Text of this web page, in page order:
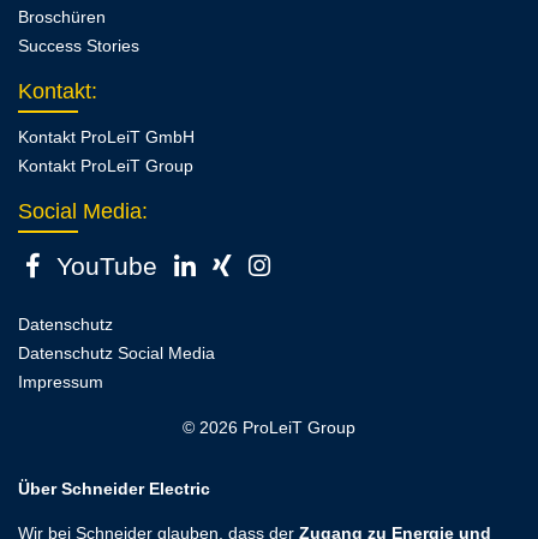
Broschüren
Success Stories
Kontakt:
Kontakt ProLeiT GmbH
Kontakt ProLeiT Group
Social Media:
YouTube
Datenschutz
Datenschutz Social Media
Impressum
© 2026 ProLeiT Group
Über Schneider Electric
Wir bei Schneider glauben, dass der Zugang zu Energie und